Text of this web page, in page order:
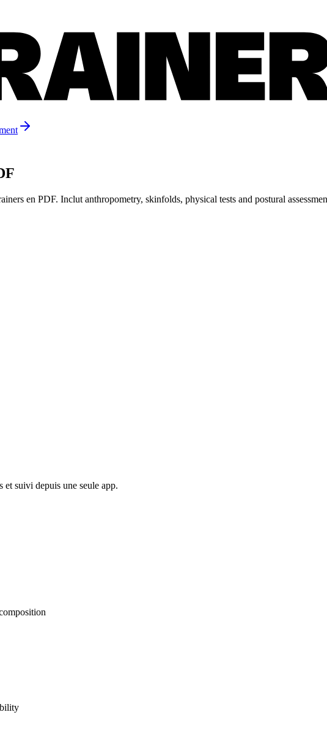
en PDF. Inclut anthropometry, skinfolds, physical tests and postural
et suivi depuis une seule app.